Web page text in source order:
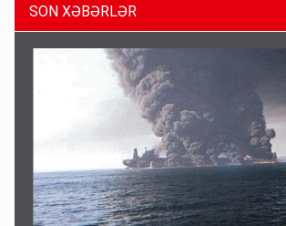
Paşinyan Əliyevə zəng etməsindən danışdı
16:18
SON XƏBƏRLƏR